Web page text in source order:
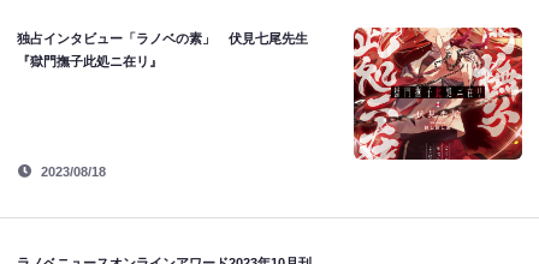
独占インタビュー「ラノベの素」 伏見七尾先生
『獄門撫子此処ニ在リ』
2023/08/18